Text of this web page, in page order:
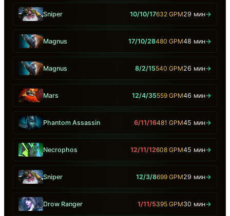
Sniper 10/10/17632 GPM29 мин→
Magnus 17/10/28480 GPM48 мин→
Magnus 8/2/15540 GPM26 мин→
Mars 12/4/35559 GPM46 мин→
Phantom Assassin 6/11/16481 GPM45 мин→
Necrophos 12/11/12608 GPM45 мин→
Sniper 12/3/8699 GPM29 мин→
Drow Ranger 1/11/5395 GPM30 мин→